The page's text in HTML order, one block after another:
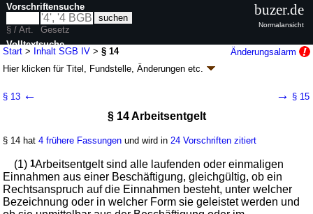
Start > Inhalt SGB IV >§ 14
Änderungsalarm
Hier klicken fürTitel, Fundstelle, Änderungen etc.
Gemeinsame Vorschriften für die
Sozialversicherung - (SGB IV)
neugefasst durch B. v. 12.11.2009BGBl. I S. 3710, 3973, 2011 I 363;
Artikel 2
Geltung ab 01.07.1977; FNA: 860-4-1Sozialgesetzbuch
202 weitere Fassungen | wird in 1127 Vorschriften zitiert
Erster Abschnitt Grundsätze und Begriffsbestimmungen
Dritter Titel Arbeitsentgelt und sonstiges Einkommen
§ 13 ← → § 15
§ 14 Arbeitsentgelt
§ 14 hat4 frühere Fassungen und wird in 24 Vorschriften zitiert
(1)1Arbeitsentgelt sind alle laufenden oder einmaligen
Einnahmen aus einer Beschäftigung, gleichgültig, ob ein
Rechtsanspruch auf die Einnahmen besteht, unter welcher
Bezeichnung oder in welcher Form sie geleistet werden und
Vorschriftensuche
§ / Art.
Gesetz
Volltextsuche
nur in SGB IV
buzer.de
Normalansicht